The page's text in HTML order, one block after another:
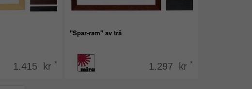
1.415 kr *
"Spar-ram" av trä
1.297 kr *